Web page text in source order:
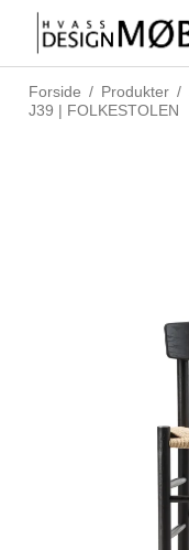
Forside / Produkter /
J39 | FOLKESTOLEN